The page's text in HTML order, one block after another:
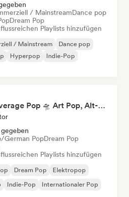
/ MainstreamDance pop
Dream Pop
Playlists hinzufügen
/ Mainstream
Dance pop
Hyperpop
Indie-Pop
Not Your Average Pop 🛸 Art Pop, Alt-Pop & Indie Pop
German PopDream Pop
Playlists hinzufügen
Dream Pop
Elektropop
Indie-Pop Internationaler Pop